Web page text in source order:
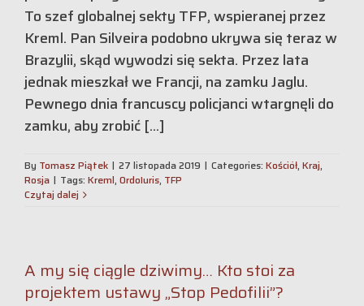
To szef globalnej sekty TFP, wspieranej przez
Kreml. Pan Silveira podobno ukrywa się teraz w
Brazylii, skąd wywodzi się sekta. Przez lata
jednak mieszkał we Francji, na zamku Jaglu.
Pewnego dnia francuscy policjanci wtargnęli do
zamku, aby zrobić [...]
By Tomasz Piątek | 27 listopada 2019 | Categories: Kościół, Kraj,
Rosja | Tags: Kreml, OrdoIuris, TFP
Czytaj dalej
A my się ciągle dziwimy… Kto stoi za
projektem ustawy „Stop Pedofilii”?